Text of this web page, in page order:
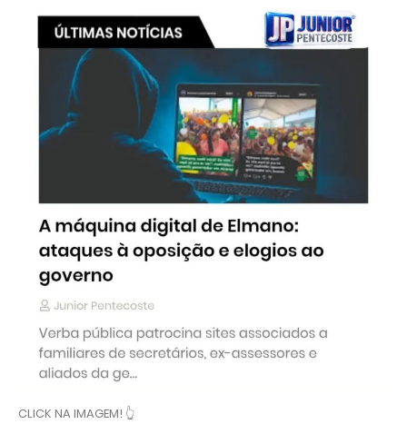
CLICK NA IMAGEM! 👆